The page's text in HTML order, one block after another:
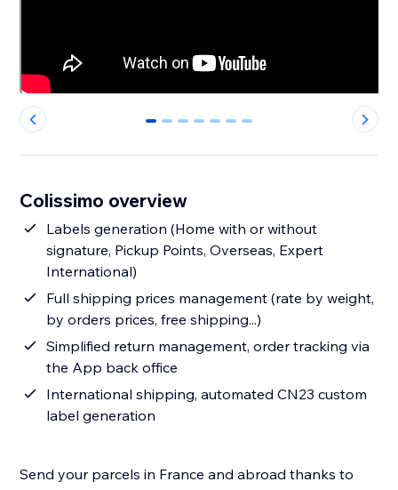
0 1 2 3 4 5 6
Colissimo overview
Labels generation (Home with or without
signature, Pickup Points, Overseas, Expert
International)
Full shipping prices management (rate by weight,
by orders prices, free shipping...)
Simplified return management, order tracking via
the App back office
International shipping, automated CN23 custom
label generation
Send your parcels in France and abroad thanks to